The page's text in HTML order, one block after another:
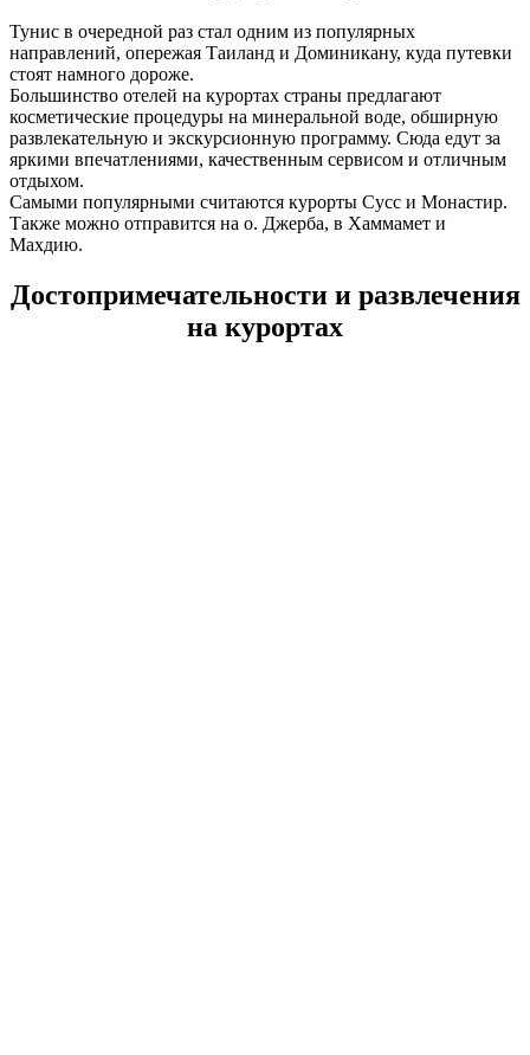
Тунис в очередной раз стал одним из популярных
направлений, опережая Таиланд и Доминикану, куда путевки
стоят намного дороже.
Большинство отелей на курортах страны предлагают
косметические процедуры на минеральной воде, обширную
развлекательную и экскурсионную программу. Сюда едут за
яркими впечатлениями, качественным сервисом и отличным
отдыхом.
Самыми популярными считаются курорты Сусс и Монастир.
Также можно отправится на о. Джерба, в Хаммамет и
Махдию.
Достопримечательности и развлечения
на курортах